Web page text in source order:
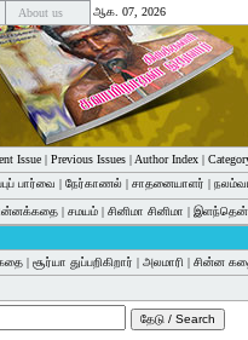
About us ஆக. 07, 2026
Issue| Previous Issues| Author Index|
பார்வை | நேர்காணல் | சாதனையாளர் |
| சமயம் | சினிமா சினிமா |
| சூர்யா துப்பறிகிறார் | அலமாரி | சின்ன